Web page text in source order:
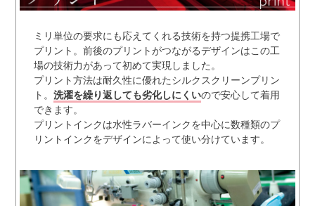
ミリ単位の要求にも応えてくれる技術を持つ提携工場で
プリント。前後のプリントがつながるデザインはこの工
場の技術力があって初めて実現しました。
プリント方法は耐久性に優れたシルクスクリーンプリン
ト。 洗濯を繰り返しても劣化しにくいので安心して着用
できます。
プリントインクは水性ラバーインクを中心に数種類のプ
リントインクをデザインによって使い分けています。